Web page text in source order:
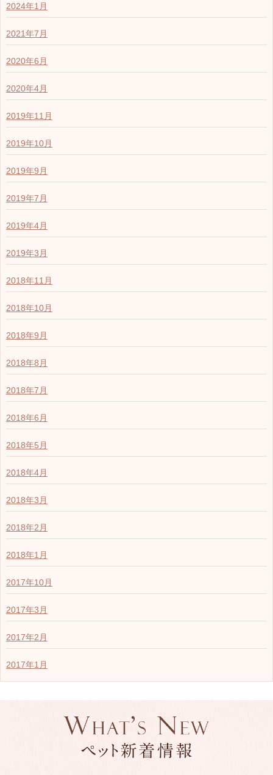
2024年1月
2021年7月
2020年6月
2020年4月
2019年11月
2019年10月
2019年9月
2019年7月
2019年4月
2019年3月
2018年11月
2018年10月
2018年9月
2018年8月
2018年7月
2018年6月
2018年5月
2018年4月
2018年3月
2018年2月
2018年1月
2017年10月
2017年3月
2017年2月
2017年1月